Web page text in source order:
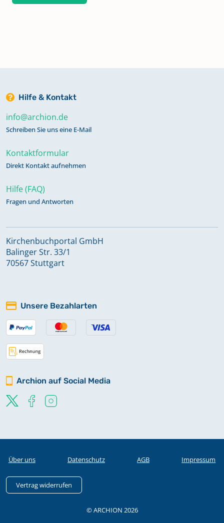
Hilfe & Kontakt
info@archion.de
Schreiben Sie uns eine E-Mail
Kontaktformular
Direkt Kontakt aufnehmen
Hilfe (FAQ)
Fragen und Antworten
Kirchenbuchportal GmbH
Balinger Str. 33/1
70567 Stuttgart
Unsere Bezahlarten
Archion auf Social Media
Über uns Datenschutz AGB Impressum
Vertrag widerrufen
© ARCHION 2026